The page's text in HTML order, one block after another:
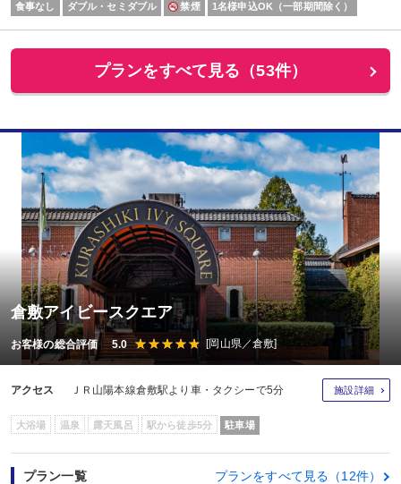
食事なし
ダブル・セミダブル 禁煙 1名様申込OK（一部期間除く）
プランをすべて見る（53件）
倉敷アイビースクエア
お客様の総合評価 5.0 [岡山県／倉敷]
アクセス ＪＲ山陽本線倉敷駅より車・タクシーで5分 施設詳細
大浴場 温泉 露天風呂 駅から徒歩5分 駐車場
プラン一覧 プランをすべて見る（12件）